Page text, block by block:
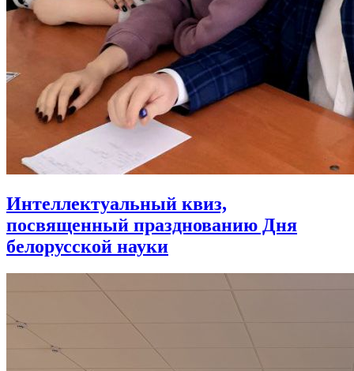
Интеллектуальный квиз,
посвященный празднованию Дня
белорусской науки